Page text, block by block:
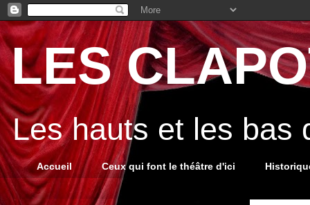
LES
Les hauts et les bas
Accueil Ceux qui font le théâtre d'ici